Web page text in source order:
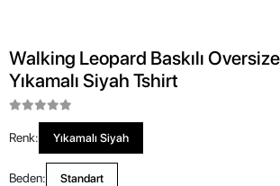
Walking Leopard Baskılı
Yıkamalı Siyah Tshirt
Renk: Yıkamalı Siyah
Beden: Standart